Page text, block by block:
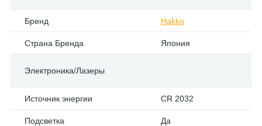
Бренд Hakko
Страна Бренда Япония
Электроника/Лазеры
Источник энергии CR 2032
Подсветка Да